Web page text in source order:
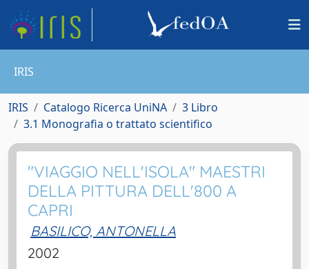
IRIS
IRIS Catalogo Ricerca UniNA
3 Libro
3.1 Monografia o trattato scientifico
"VIAGGIO NELL'ISOLA" MAESTRI
DELLA PITTURA DELL'800 A
CAPRI
BASILICO, ANTONELLA
2002